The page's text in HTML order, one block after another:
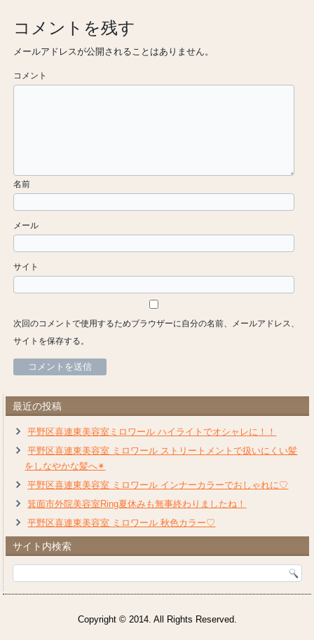
コメントを残す
メールアドレスが公開されることはありません。
コメント
名前
メール
サイト
次回のコメントで使用するためブラウザーに自分の名前、メールアドレス、
サイトを保存する。
最近の投稿
平野区喜連東美容室ミロワール ハイライトでオシャレに！！
平野区喜連東美容室 ミロワール ストリートメントで扱いにくい髪
をしなやかな髪へ✴︎
平野区喜連東美容室 ミロワール インナーカラーでおしゃれに♡
箕面市外院美容室Ring夏休みも無事終わりましたね！
平野区喜連東美容室 ミロワール 秋色カラー♡
サイト内検索
Copyright © 2014. All Rights Reserved.